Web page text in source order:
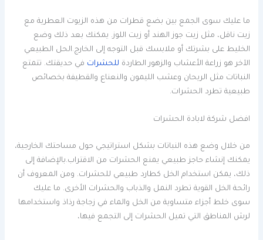
ما عليك سوى الجمع بين بضع قطرات من هذه الزيوت العطرية مع
زيت ناقل، مثل زيت جوز الهند أو زيت اللوز. يمكنك بعد ذلك وضع
الخليط على بشرتك أو ملابسك قبل التوجه إلى الخارج.الحل الطبيعي
الآخر هو زراعة الأعشاب والزهور الطاردة للحشرات في حديقتك. تتمتع
النباتات مثل الريحان وعشب الليمون والنعناع والقطيفة بخصائص
طبيعية تطرد الحشرات.
افضل شركة لابادة الحشرات
من خلال وضع هذه النباتات بشكل استراتيجي حول مساحتك الخارجية،
يمكنك إنشاء حاجز طبيعي يمنع الحشرات من الاقتراب.بالإضافة إلى
ذلك، يمكن استخدام الخل كطارد طبيعي للحشرات. ومن المعروف أن
رائحة الخل القوية تطرد النمل والذباب والحشرات الأخرى. ما عليك
سوى خلط أجزاء متساوية من الخل والماء في زجاجة رذاذ واستخدامها
لرش المناطق التي تميل الحشرات إلى التجمع فيها،